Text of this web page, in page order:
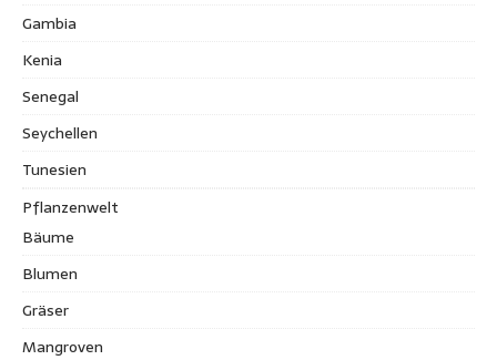
Gambia
Kenia
Senegal
Seychellen
Tunesien
Pflanzenwelt
Bäume
Blumen
Gräser
Mangroven